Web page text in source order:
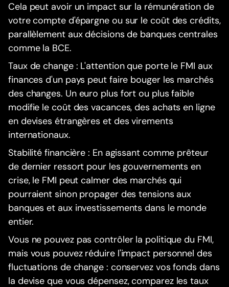
Cela peut avoir un impact sur la rémunération de
votre compte d'épargne ou sur le coût des crédits,
parallèlement aux décisions de banques centrales
comme la BCE.
Taux de change : L'attention que porte le FMI aux
finances d'un pays peut faire bouger les marchés
des changes. Un euro plus fort ou plus faible
modifie le coût des vacances, des achats en ligne
en devises étrangères et des virements
internationaux.
Stabilité financière : En agissant comme prêteur
de dernier ressort pour les gouvernements en
crise, le FMI peut calmer des marchés qui
pourraient sinon propager des tensions aux
banques et aux investissements dans le monde
entier.
Vous ne pouvez pas contrôler la politique du FMI,
mais vous pouvez réduire l'impact personnel des
fluctuations de change : conservez vos fonds dans
la devise que vous dépensez, comparez les taux